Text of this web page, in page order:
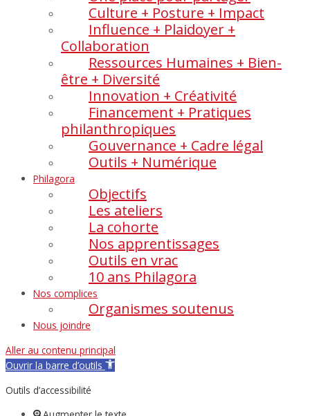
Culture + Posture + Impact
Influence + Plaidoyer +
Collaboration
Ressources Humaines + Bien-
être + Diversité
Innovation + Créativité
Financement + Pratiques
philanthropiques
Gouvernance + Cadre légal
Outils + Numérique
Philagora
Objectifs
Les ateliers
La cohorte
Nos apprentissages
Outils en vrac
10 ans Philagora
Nos complices
Organismes soutenus
Nous joindre
Aller au contenu principal
Ouvrir la barre d’outils
Outils d’accessibilité